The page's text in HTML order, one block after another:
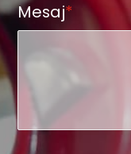
Mesaj*